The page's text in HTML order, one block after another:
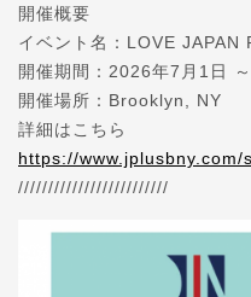
開催概要
イベント名：LOVE
開催期間：2026年7月1日
開催場所：Brooklyn, NY
詳細はこちら
https://
/////////////////////////